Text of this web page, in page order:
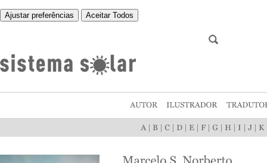
Ajustar preferências Aceitar Todos